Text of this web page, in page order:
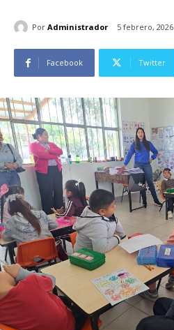
Por Administrador 5 febrero, 2026
Facebook Twitter